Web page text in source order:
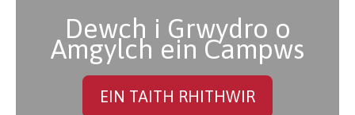
Dewch i Grwydro o
Amgylch ein Campws
EIN TAITH RHITHWIR